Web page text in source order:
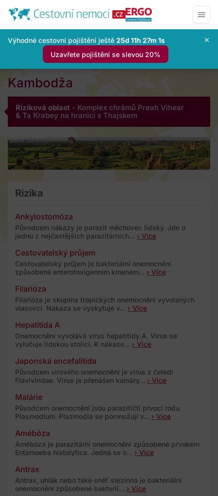
Výhodné cestovní pojištění ještě 25d 11h 27m 0s
Uzavřete pojištění se slevou 20%
Kambodža
Riziková oblast - Komplex chrámů Preah Vihear
& Ta Krabey na hranici s Thajskem
Rizika
Ankylostomóza
Původcem nákazy je parazit měchovec lidský. Jde o
jednu z nejčastějších parazitárních... › Více
Cestovatelský průjem
Cestovatelský průjem je bakteriální onemocnění
způsobené enterotoxigenním kmenem... › Více
Filarióza
Filarióza je skupina tropických onemocnění vyvolaných
vlasovci. Nákaza se vyskytuje v... › Více
Hepatitida A
Onemocnění vyvolává virus hepatitidy A. Virus se
vylučuje lidskou stolicí. K nákaze... › Více
Japonská encefalitida
Původcem virového onemocnění je virus z čeledi
Flaviviridae. Virus je přenášen komáry... › Více
Malárie
Původcem onemocnění jsou parazitičtí prvoci rodu
Plasmodium. Plazmodia se pomnožují v... › Více
Amébóza
Amébóza je parazitární onemocnění způsobené prvokem
Entamoeba histolytica. Jedná se o... › Více
Antrax
Antrax, uhlák nebo také sněť slezinná je bakteriální
onemocnění způsobené bakterií... › Více